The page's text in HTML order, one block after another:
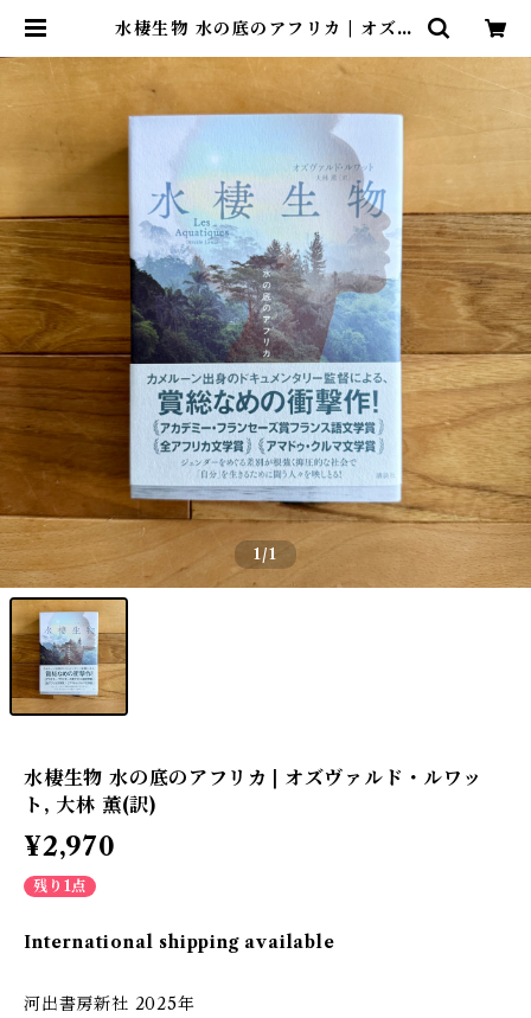
水棲生物 水の底のアフリカ | オズヴ
鷲市九鬼町 漁村の本屋 トンガ坂文
庫
1/1
水棲生物 水の底のアフリカ | オズヴァルド・ルワッ
ト, 大林 薫(訳)
¥2,970
残り1点
International shipping available
河出書房新社 2025年